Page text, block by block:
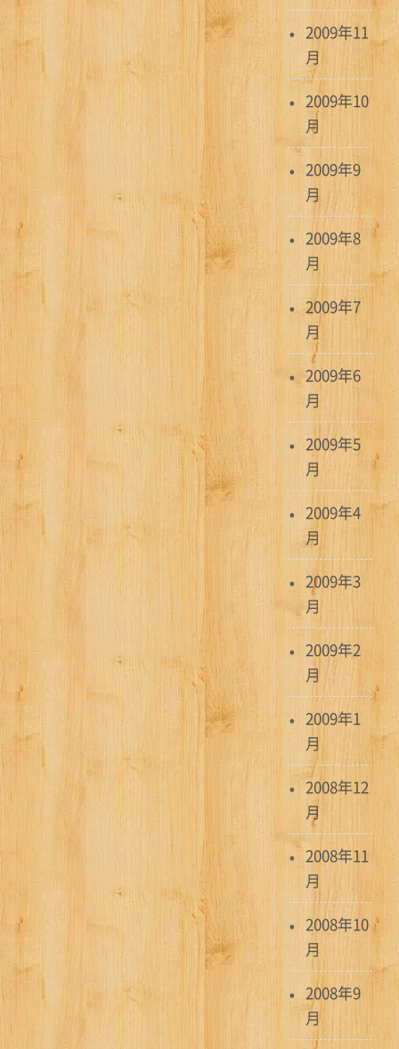
2009年11
月
2009年10
月
2009年9
月
2009年8
月
2009年7
月
2009年6
月
2009年5
月
2009年4
月
2009年3
月
2009年2
月
2009年1
月
2008年12
月
2008年11
月
2008年10
月
2008年9
月